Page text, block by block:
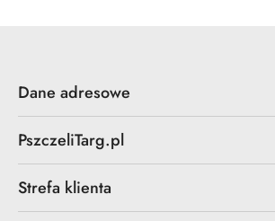
Dane adresowe
PszczeliTarg.pl
Strefa klienta